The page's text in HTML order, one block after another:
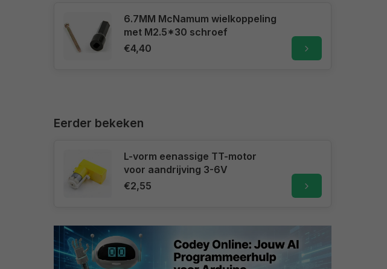
6.7MM McNamum wielkoppeling
met M2.5*30 schroef
€4,40
Eerder bekeken
L-vorm eenassige TT-motor
voor aandrijving 3-6V
€2,55